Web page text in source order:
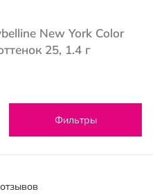
New York Color
25, 1.4 г
Фильтры